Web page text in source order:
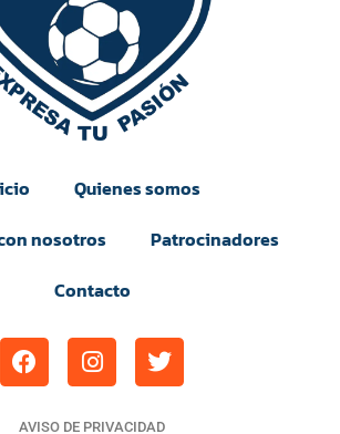
Quienes somos
nosotros
Patrocinadores
Contacto
AVISO DE PRIVACIDAD